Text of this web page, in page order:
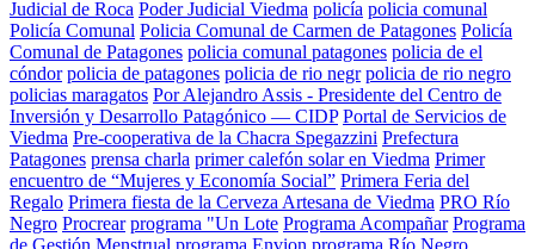
Judicial de Roca Poder Judicial Viedma policía policia comunal
Policía Comunal Policia Comunal de Carmen de Patagones Policía
Comunal de Patagones policia comunal patagones policia de el
cóndor policia de patagones policia de rio negr policia de rio negro
policias maragatos Por Alejandro Assis - Presidente del Centro de
Inversión y Desarrollo Patagónico — CIDP Portal de Servicios de
Viedma Pre-cooperativa de la Chacra Spegazzini Prefectura
Patagones prensa charla primer calefón solar en Viedma Primer
encuentro de “Mujeres y Economía Social” Primera Feria del
Regalo Primera fiesta de la Cerveza Artesana de Viedma PRO Río
Negro Procrear programa "Un Lote Programa Acompañar Programa
de Gestión Menstrual programa Envion programa Río Negro